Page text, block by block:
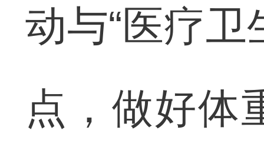
动与“医疗
点，做好体